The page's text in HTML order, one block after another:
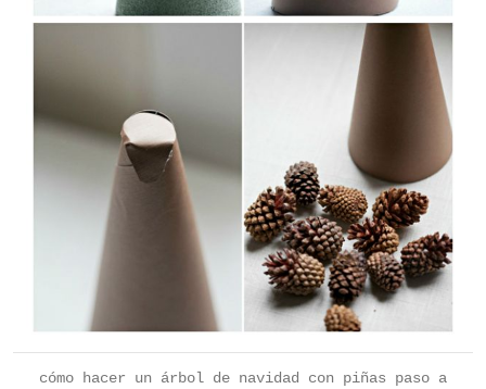
cómo hacer un árbol de navidad con piñas paso a